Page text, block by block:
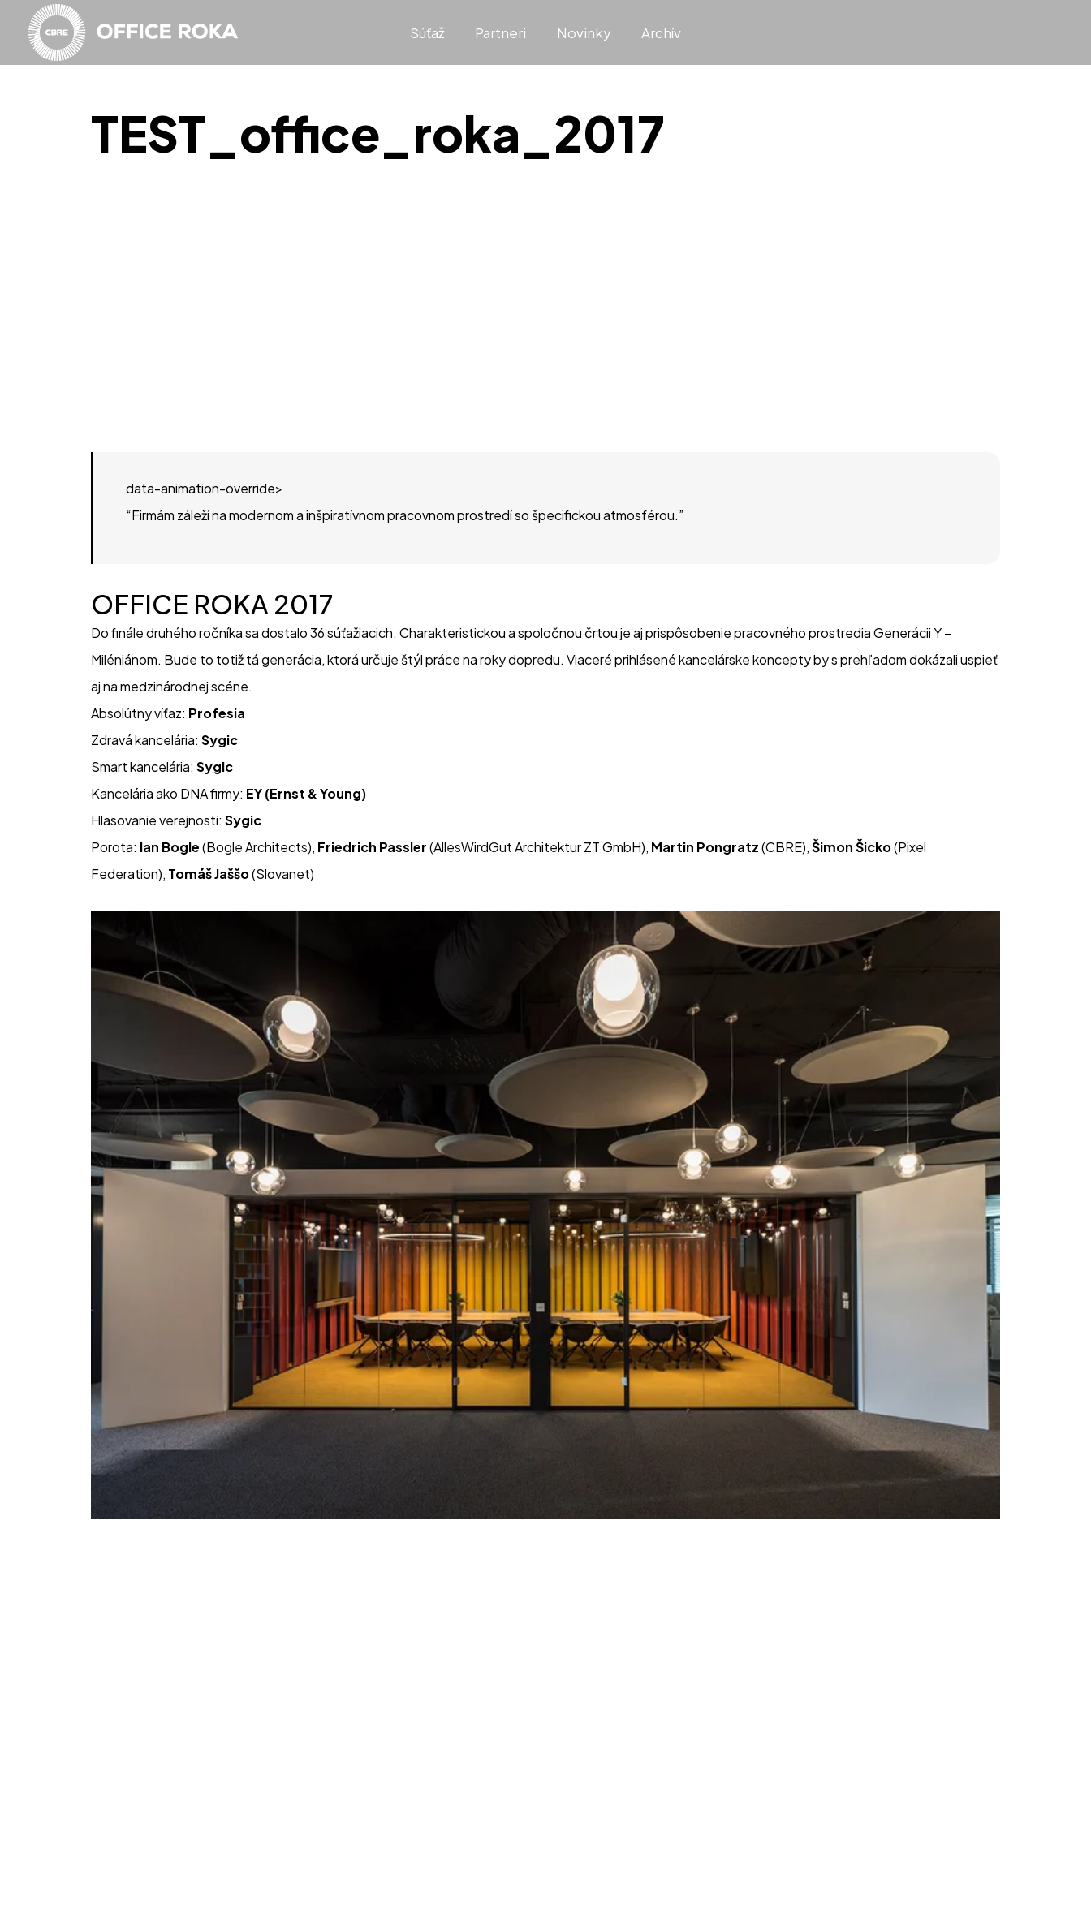
Súťaž Partneri Novinky Archív
TEST_office_roka_2017
data-animation-override>
“Firmám záleží na modernom a inšpiratívnom pracovnom prostredí so špecifickou atmosférou.”
OFFICE ROKA 2017
Do finále druhého ročníka sa dostalo 36 súťažiacich. Charakteristickou a spoločnou črtou je aj prispôsobenie pracovného prostredia Generácii Y –
Miléniánom. Bude to totiž tá generácia, ktorá určuje štýl práce na roky dopredu. Viaceré prihlásené kancelárske koncepty by s prehľadom dokázali uspieť
aj na medzinárodnej scéne.
Absolútny víťaz: Profesia
Zdravá kancelária: Sygic
Smart kancelária: Sygic
Kancelária ako DNA firmy: EY (Ernst & Young)
Hlasovanie verejnosti: Sygic
Porota: Ian Bogle (Bogle Architects), Friedrich Passler (AllesWirdGut Architektur ZT GmbH), Martin Pongratz (CBRE), Šimon Šicko (Pixel
Federation), Tomáš Jaššo (Slovanet)